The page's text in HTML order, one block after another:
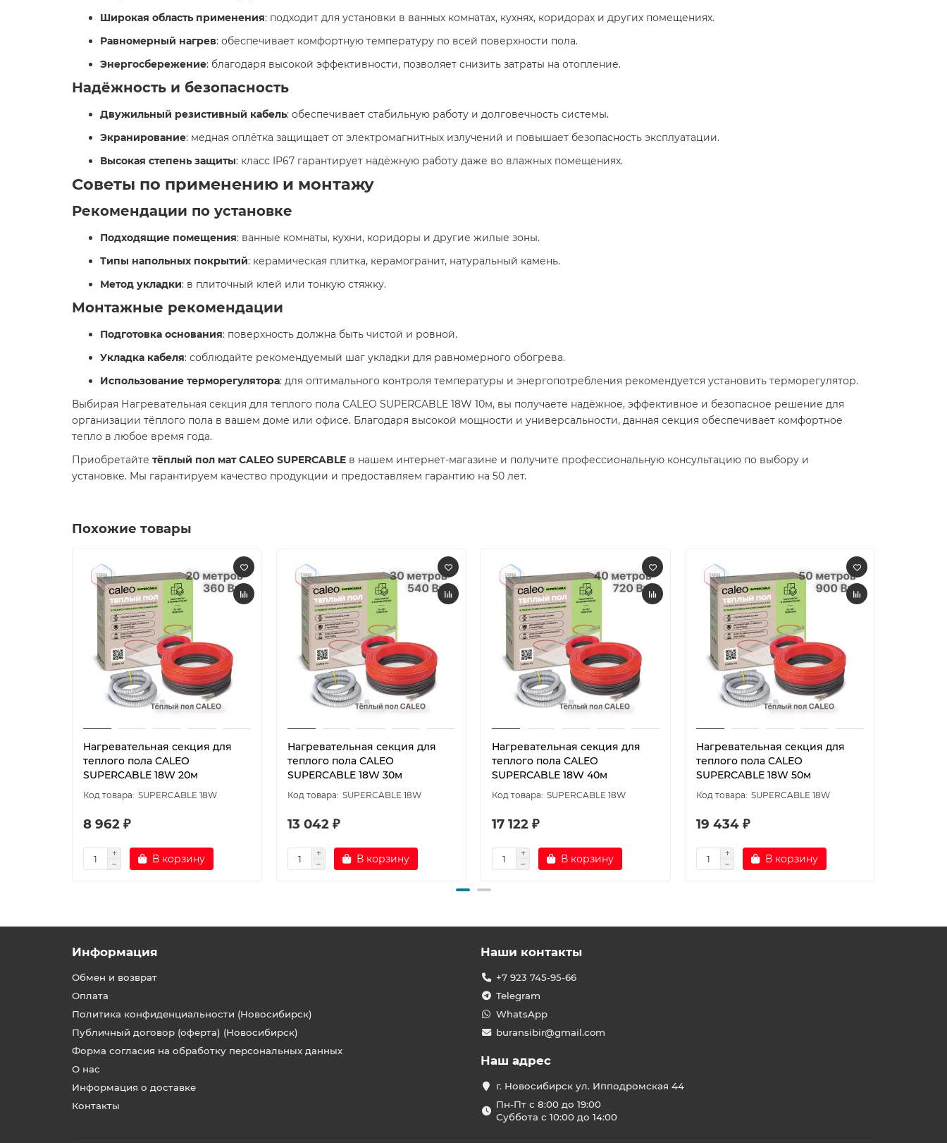
Широкая область применения: подходит для установки в ванных комнатах, кухнях, коридорах и других помещениях.​
Равномерный нагрев: обеспечивает комфортную температуру по всей поверхности пола.​
Энергосбережение: благодаря высокой эффективности, позволяет снизить затраты на отопление.​
Надёжность и безопасность
Двужильный резистивный кабель: обеспечивает стабильную работу и долговечность системы.​
Экранирование: медная оплётка защищает от электромагнитных излучений и повышает безопасность эксплуатации.​
Высокая степень защиты: класс IP67 гарантирует надёжную работу даже во влажных помещениях.​
Советы по применению и монтажу
Рекомендации по установке
Подходящие помещения: ванные комнаты, кухни, коридоры и другие жилые зоны.​
Типы напольных покрытий: керамическая плитка, керамогранит, натуральный камень.​
Метод укладки: в плиточный клей или тонкую стяжку.​
Монтажные рекомендации
Подготовка основания: поверхность должна быть чистой и ровной.​
Укладка кабеля: соблюдайте рекомендуемый шаг укладки для равномерного обогрева.​
Использование терморегулятора: для оптимального контроля температуры и энергопотребления рекомендуется установить терморегулятор.​
Выбирая Нагревательная секция для теплого пола CALEO SUPERCABLE 18W 10м, вы получаете надёжное, эффективное и безопасное решение для
организации тёплого пола в вашем доме или офисе. Благодаря высокой мощности и универсальности, данная секция обеспечивает комфортное
тепло в любое время года.​
Приобретайте тёплый пол мат CALEO SUPERCABLE в нашем интернет-магазине и получите профессиональную консультацию по выбору и
установке. Мы гарантируем качество продукции и предоставляем гарантию на 50 лет.​
Похожие товары
Нагревательная секция для
теплого пола CALEO
SUPERCABLE 18W 20м
SUPERCABLE 18W
8 962 ₽
В корзину
Нагревательная секция для
теплого пола CALEO
SUPERCABLE 18W 30м
SUPERCABLE 18W
13 042 ₽
В корзину
Нагревательная секция для
теплого пола CALEO
SUPERCABLE 18W 40м
SUPERCABLE 18W
17 122 ₽
В корзину
Нагревательная секция для
теплого пола CALEO
SUPERCABLE 18W 50м
SUPERCABLE 18W
19 434 ₽
В корзину
Информация
Обмен и возврат
Оплата
Политика конфиденциальности (Новосибирск)
Публичный договор (оферта) (Новосибирск)
Форма согласия на обработку персональных данных
О нас
Информация о доставке
Контакты
Наши контакты
+7 923 745-95-66
Telegram
WhatsApp
buransibir@gmail.com
Наш адрес
г. Новосибирск ул. Ипподромская 44
Пн-Пт с 8:00 до 19:00
Суббота с 10:00 до 14:00